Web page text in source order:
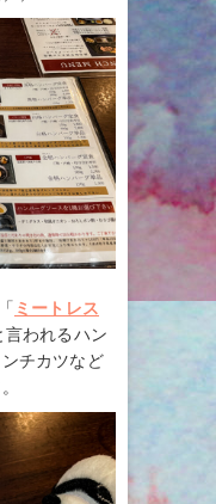
ミートレス
言われるハン
チカツなど